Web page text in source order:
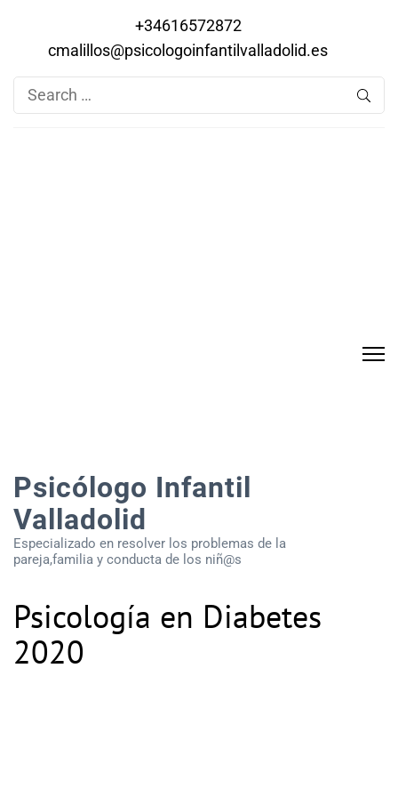
+34616572872
cmalillos@psicologoinfantilvalladolid.es
Search
for:
Psicólogo Infantil
Valladolid
Especializado en resolver los problemas de la
pareja,familia y conducta de los niñ@s
Psicología en Diabetes
2020